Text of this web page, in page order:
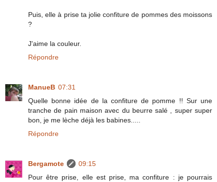
Puis, elle à prise ta jolie confiture de pommes des moissons
?
J'aime la couleur.
Répondre
ManueB 07:31
Quelle bonne idée de la confiture de pomme !! Sur une
tranche de pain maison avec du beurre salé , super super
bon, je me lèche déjà les babines.....
Répondre
Bergamote
09:15
Pour être prise, elle est prise, ma confiture : je pourrais